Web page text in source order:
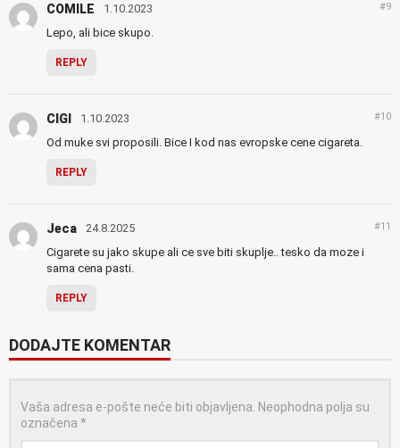
COMILE 1.10.2023 #9
Lepo, ali bice skupo.
REPLY
CIGI 1.10.2023 #10
Od muke svi proposili. Bice I kod nas evropske cene cigareta.
REPLY
Jeca 24.8.2025 #11
Cigarete su jako skupe ali ce sve biti skuplje.. tesko da moze i
sama cena pasti.
REPLY
DODAJTE KOMENTAR
Vaša adresa e-pošte neće biti objavljena. Neophodna polja su
označena *